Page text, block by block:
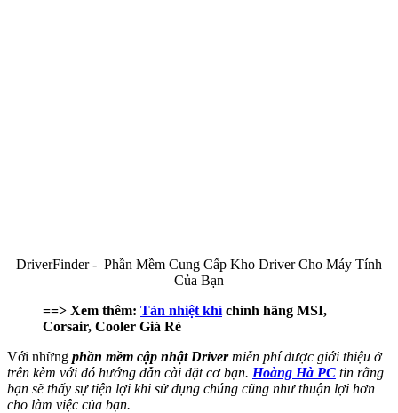
DriverFinder - Phần Mềm Cung Cấp Kho Driver Cho Máy Tính
Của Bạn
==> Xem thêm: Tản nhiệt khíchính hãng MSI,
Corsair, Cooler Giá Rẻ
Với những phần mềm cập nhật Drivermiễn phí được giới thiệu ở
trên kèm với đó hướng dẫn cài đặt cơ bạn. Hoàng Hà PC tin rằng
bạn sẽ thấy sự tiện lợi khi sử dụng chúng cũng như thuận lợi hơn
cho làm việc của bạn.